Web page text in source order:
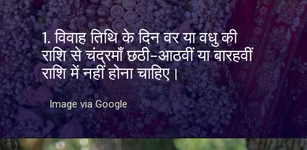
1. विवाह तिथि के दिन वर या वधु की
राशि से चंद्रमाँ छठी-आठवीं या बारहवीं
राशि में नहीं होना चाहिए।
Image via Google